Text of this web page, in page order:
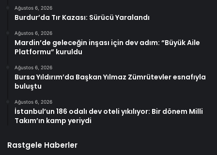
Ağustos 6, 2026
Burdur’da Tır Kazası: Sürücü Yaralandı
Ağustos 6, 2026
Mardin’de geleceğin inşası için dev adım: “Büyük Aile
Platformu” kuruldu
Ağustos 6, 2026
Bursa Yıldırım’da Başkan Yılmaz Zümrütevler esnafıyla
buluştu
Ağustos 6, 2026
İstanbul’un 186 odalı dev oteli yıkılıyor: Bir dönem Milli
Takım’ın kamp yeriydi
Rastgele Haberler